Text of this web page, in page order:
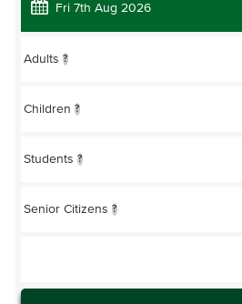
Adults ?
Children ?
Students ?
Senior Citizens ?